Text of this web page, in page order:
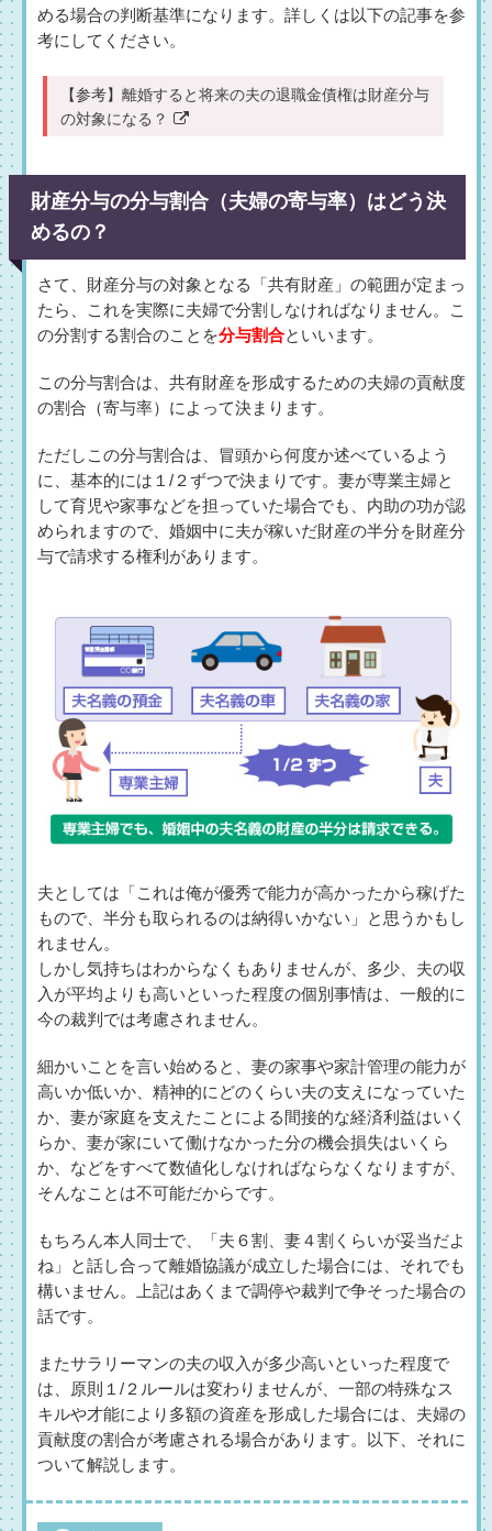
める場合の判断基準になります。詳しくは以下の記事を参
考にしてください。
【参考】 離婚すると将来の夫の退職金債権は財産分与
の対象になる？
財産分与の分与割合（夫婦の寄与率）はどう決
めるの？
さて、財産分与の対象となる「共有財産」の範囲が定まっ
たら、これを実際に夫婦で分割しなければなりません。こ
の分割する割合のことを分与割合といいます。
この分与割合は、共有財産を形成するための夫婦の貢献度
の割合（寄与率）によって決まります。
ただしこの分与割合は、冒頭から何度か述べているよう
に、基本的には１/２ずつで決まりです。妻が専業主婦と
して育児や家事などを担っていた場合でも、内助の功が認
められますので、婚姻中に夫が稼いだ財産の半分を財産分
与で請求する権利があります。
夫としては「これは俺が優秀で能力が高かったから稼げた
もので、半分も取られるのは納得いかない」と思うかもし
れません。
しかし気持ちはわからなくもありませんが、多少、夫の収
入が平均よりも高いといった程度の個別事情は、一般的に
今の裁判では考慮されません。
細かいことを言い始めると、妻の家事や家計管理の能力が
高いか低いか、精神的にどのくらい夫の支えになっていた
か、妻が家庭を支えたことによる間接的な経済利益はいく
らか、妻が家にいて働けなかった分の機会損失はいくら
か、などをすべて数値化しなければならなくなりますが、
そんなことは不可能だからです。
もちろん本人同士で、「夫６割、妻４割くらいが妥当だよ
ね」と話し合って離婚協議が成立した場合には、それでも
構いません。上記はあくまで調停や裁判で争そった場合の
話です。
またサラリーマンの夫の収入が多少高いといった程度で
は、原則１/２ルールは変わりませんが、一部の特殊なス
キルや才能により多額の資産を形成した場合には、夫婦の
貢献度の割合が考慮される場合があります。以下、それに
ついて解説します。